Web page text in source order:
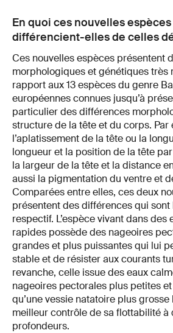
En quoi ces nouvelles
différencient-elles de celles
Ces nouvelles espèces présentent
morphologiques et génétiques très
rapport aux 13 espèces du genre
européennes connues jusqu’à
particulier des différences
structure de la tête et du corps. Par
l’aplatissement de la tête ou la
longueur et la position de la tête
la largeur de la tête et la distance
aussi la pigmentation du ventre et
Comparées entre elles, ces deux
présentent des différences qui
respectif. L’espèce vivant dans des
rapides possède des nageoires
grandes et plus puissantes qui lui
stable et de résister aux courants
revanche, celle issue des eaux
nageoires pectorales plus petites
qu’une vessie natatoire plus
meilleur contrôle de sa flottabilité à
profondeurs.